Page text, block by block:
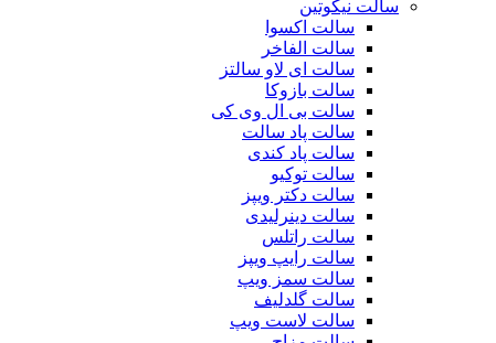
سالت نیکوتین
سالت اکسوا
سالت الفاخر
سالت ای لاو سالتز
سالت بازوکا
سالت بی ال وی کی
سالت پاد سالت
سالت پاد کندی
سالت توکیو
سالت دکتر ویپز
سالت دینرلیدی
سالت راتلس
سالت رایپ ویپز
سالت سمز ویپ
سالت گلدلیف
سالت لاست ویپ